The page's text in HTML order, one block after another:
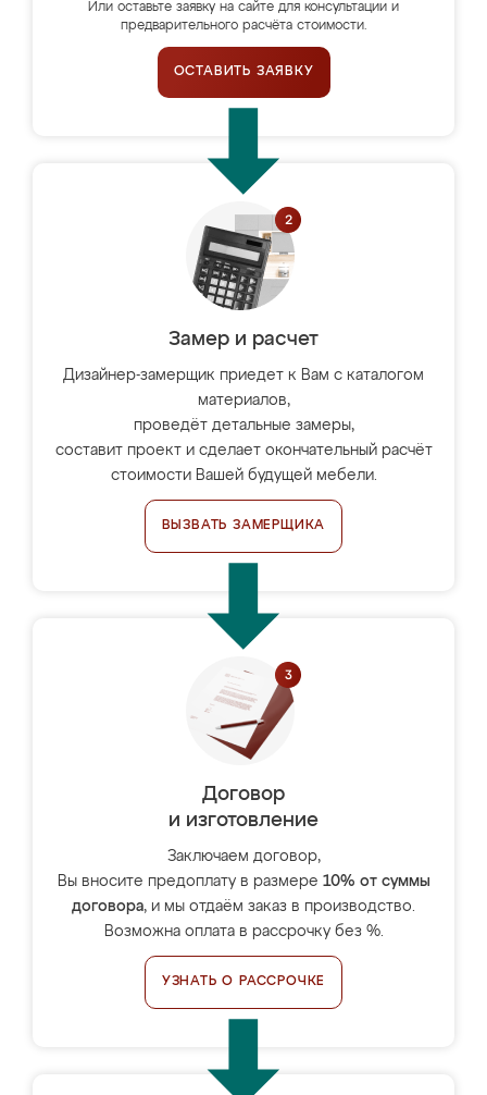
Или оставьте заявку на сайте для консультации и
предварительного расчёта стоимости.
ОСТАВИТЬ ЗАЯВКУ
Замер и расчет
Дизайнер-замерщик приедет к Вам с каталогом
материалов,
проведёт детальные замеры,
составит проект и сделает окончательный расчёт
стоимости Вашей будущей мебели.
ВЫЗВАТЬ ЗАМЕРЩИКА
Договор
и изготовление
Заключаем договор,
Вы вносите предоплату в размере 10% от суммы
договора, и мы отдаём заказ в производство.
Возможна оплата в рассрочку без %.
УЗНАТЬ О РАССРОЧКЕ